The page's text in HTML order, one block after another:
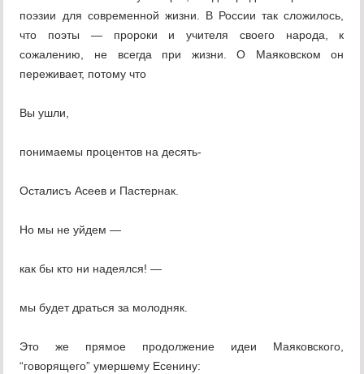
поэзии для современной жизни. В России так сложилось,
что поэты — пророки и учителя своего народа, к
сожалению, не всегда при жизни. О Маяковском он
переживает, потому что
Вы ушли,
понимаемы процентов на десять-
Осталисъ Асеев и Пастернак.
Но мы не уйдем —
как бы кто ни надеялся! —
мы будет драться за молодняк.
Это же прямое продолжение идеи Маяковского,
“говорящего” умершему Есенину: